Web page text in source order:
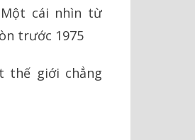
Một cái nhìn từ
trước 1975
thế giới chẳng